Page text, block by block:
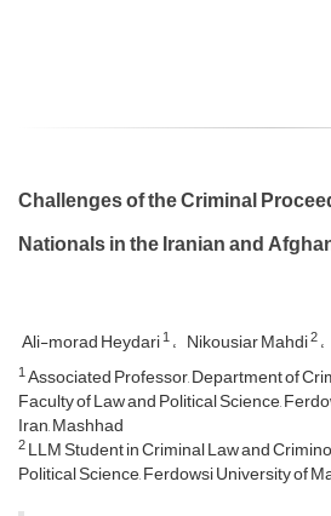
Challenges of the Criminal
Nationals in the Iranian and
Ali-morad Heydari1 Nikousiar Mahdi2
1Associated Professor, Department of
Faculty of Law and Political Science,
Iran, Mashhad
2LLM Student in Criminal Law and
Political Science, Ferdowsi University of